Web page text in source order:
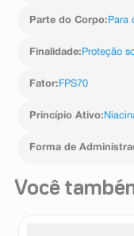
Parte do Corpo: Para
Finalidade: Proteção
Fator: FPS70
Princípio Ativo:
Forma de
Você